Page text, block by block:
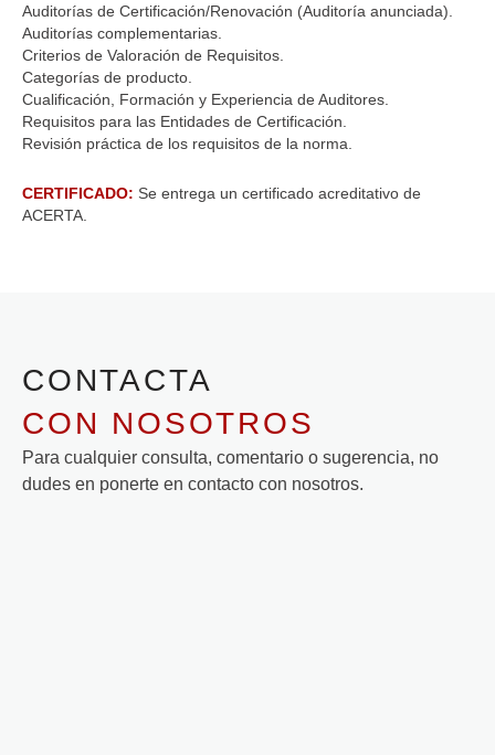
Auditorías de Certificación/Renovación (Auditoría anunciada).
Auditorías complementarias.
Criterios de Valoración de Requisitos.
Categorías de producto.
Cualificación, Formación y Experiencia de Auditores.
Requisitos para las Entidades de Certificación.
Revisión práctica de los requisitos de la norma.
CERTIFICADO: Se entrega un certificado acreditativo de
ACERTA.
CONTACTA
CON NOSOTROS
Para cualquier consulta, comentario o sugerencia, no
dudes en ponerte en contacto con nosotros.